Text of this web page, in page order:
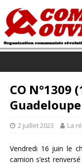
CO N°1309
2 juillet 2023 La
Vendredi 16 juin le
camion s’est